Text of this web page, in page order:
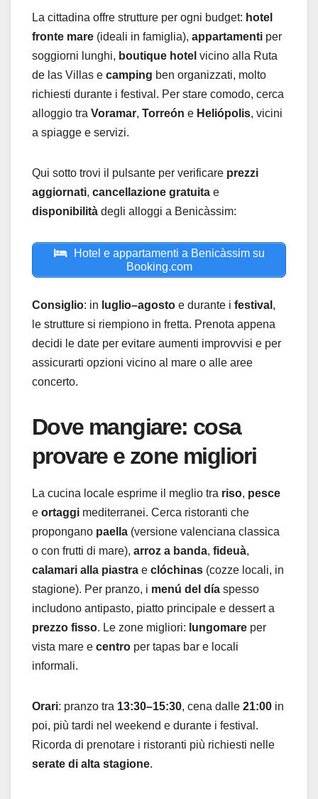
La cittadina offre strutture per ogni budget: hotel
fronte mare (ideali in famiglia), appartamenti per
soggiorni lunghi, boutique hotel vicino alla Ruta
de las Villas e camping ben organizzati, molto
richiesti durante i festival. Per stare comodo, cerca
alloggio tra Voramar, Torreón e Heliópolis, vicini
a spiagge e servizi.
Qui sotto trovi il pulsante per verificare prezzi
aggiornati, cancellazione gratuita e
disponibilità degli alloggi a Benicàssim:
Hotel e appartamenti a Benicàssim su
Booking.com
Consiglio: in luglio–agosto e durante i festival ,
le strutture si riempiono in fretta. Prenota appena
decidi le date per evitare aumenti improvvisi e per
assicurarti opzioni vicino al mare o alle aree
concerto.
Dove mangiare: cosa
provare e zone migliori
La cucina locale esprime il meglio tra riso, pesce
e ortaggi mediterranei. Cerca ristoranti che
propongano paella (versione valenciana classica
o con frutti di mare), arroz a banda, fideuà,
calamari alla piastra e clóchinas (cozze locali, in
stagione). Per pranzo, i menú del día spesso
includono antipasto, piatto principale e dessert a
prezzo fisso. Le zone migliori: lungomare per
vista mare e centro per tapas bar e locali
informali.
Orari: pranzo tra 13:30–15:30, cena dalle 21:00 in
poi, più tardi nel weekend e durante i festival.
Ricorda di prenotare i ristoranti più richiesti nelle
serate di alta stagione.